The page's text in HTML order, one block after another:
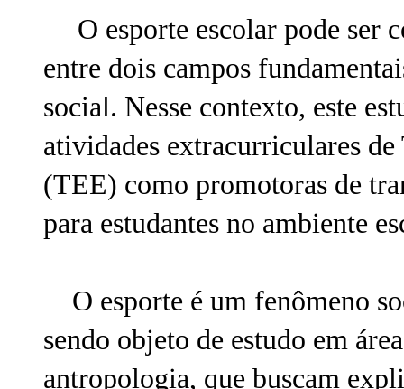
O esporte escolar pode ser
entre dois campos
social. Nesse contexto, este
atividades extracurriculares
(TEE) como promotoras de
para estudantes no ambiente
O esporte é um fenômeno
sendo objeto de estudo em
antropologia, que buscam